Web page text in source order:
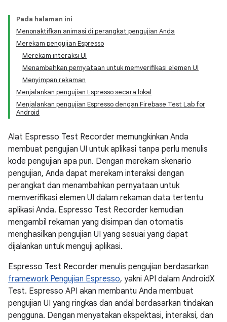
Pada halaman ini
Menonaktifkan animasi di perangkat pengujian Anda
Merekam pengujian Espresso
Merekam interaksi UI
Menambahkan pernyataan untuk memverifikasi elemen UI
Menyimpan rekaman
Menjalankan pengujian Espresso secara lokal
Menjalankan pengujian Espresso dengan Firebase Test Lab for
Android
Alat Espresso Test Recorder memungkinkan Anda
membuat pengujian UI untuk aplikasi tanpa perlu menulis
kode pengujian apa pun. Dengan merekam skenario
pengujian, Anda dapat merekam interaksi dengan
perangkat dan menambahkan pernyataan untuk
memverifikasi elemen UI dalam rekaman data tertentu
aplikasi Anda. Espresso Test Recorder kemudian
mengambil rekaman yang disimpan dan otomatis
menghasilkan pengujian UI yang sesuai yang dapat
dijalankan untuk menguji aplikasi.
Espresso Test Recorder menulis pengujian berdasarkan
framework Pengujian Espresso, yakni API dalam AndroidX
Test. Espresso API akan membantu Anda membuat
pengujian UI yang ringkas dan andal berdasarkan tindakan
pengguna. Dengan menyatakan ekspektasi, interaksi, dan